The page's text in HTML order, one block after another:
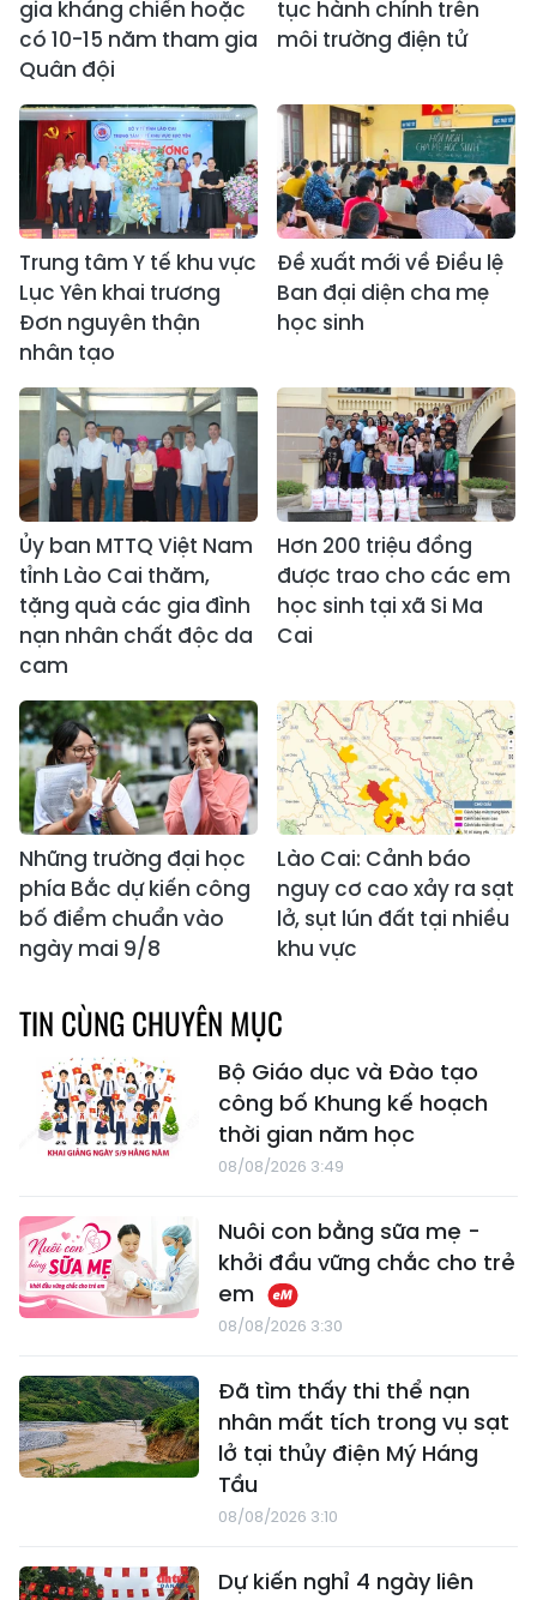
gia kháng chiến hoặc
có 10-15 năm tham gia
Quân đội
tục hành chính trên
môi trường điện tử
Trung tâm Y tế khu vực
Lục Yên khai trương
Đơn nguyên thận
nhân tạo
Đề xuất mới về Điều lệ
Ban đại diện cha mẹ
học sinh
Ủy ban MTTQ Việt Nam
tỉnh Lào Cai thăm,
tặng quà các gia đình
nạn nhân chất độc da
cam
Hơn 200 triệu đồng
được trao cho các em
học sinh tại xã Si Ma
Cai
Những trường đại học
phía Bắc dự kiến công
bố điểm chuẩn vào
ngày mai 9/8
Lào Cai: Cảnh báo
nguy cơ cao xảy ra sạt
lở, sụt lún đất tại nhiều
khu vực
TIN CÙNG CHUYÊN MỤC
Bộ Giáo dục và Đào tạo
công bố Khung kế hoạch
thời gian năm học
08/08/2026 3:49
Nuôi con bằng sữa mẹ -
khởi đầu vững chắc cho trẻ
em
08/08/2026 3:30
Đã tìm thấy thi thể nạn
nhân mất tích trong vụ sạt
lở tại thủy điện Mý Háng
Tầu
08/08/2026 3:10
Dự kiến nghỉ 4 ngày liên